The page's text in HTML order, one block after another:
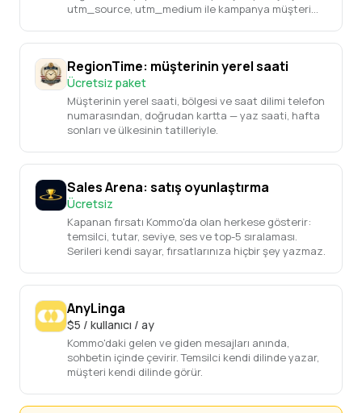
utm_source, utm_medium ile kampanya müşteri
RegionTime: müşterinin yerel saati
Ücretsiz paket
Müşterinin yerel saati, bölgesi ve saat dilimi telefon
numarasından, doğrudan kartta — yaz saati, hafta
sonları ve ülkesinin tatilleriyle.
Sales Arena: satış oyunlaştırma
Ücretsiz
Kapanan fırsatı Kommo'da olan herkese gösterir:
temsilci, tutar, seviye, ses ve top-5 sıralaması.
Serileri kendi sayar, fırsatlarınıza hiçbir şey yazmaz.
AnyLinga
$5 / kullanıcı / ay
Kommo'daki gelen ve giden mesajları anında,
sohbetin içinde çevirir. Temsilci kendi dilinde yazar,
müşteri kendi dilinde görür.